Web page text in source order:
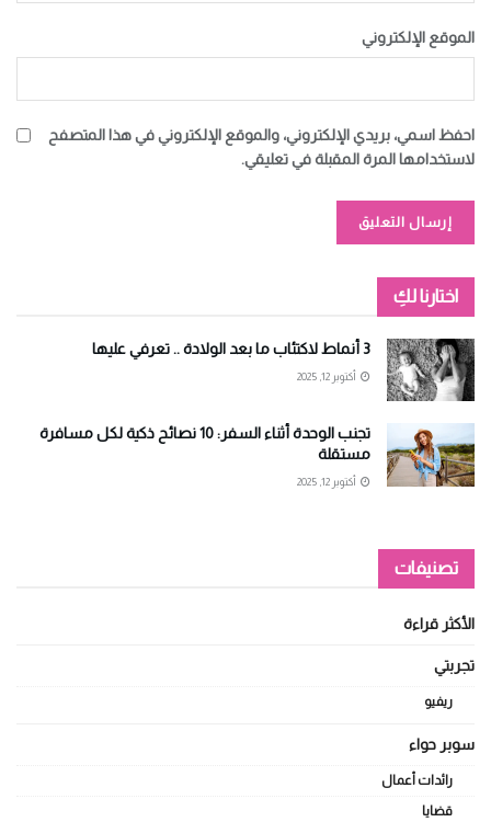
الموقع الإلكتروني
احفظ اسمي، بريدي الإلكتروني، والموقع الإلكتروني في هذا المتصفح
لاستخدامها المرة المقبلة في تعليقي.
Alternative:
اختارنا لكِ
3 أنماط لاكتئاب ما بعد الولادة .. تعرفي عليها
أكتوبر 12, 2025
تجنب الوحدة أثناء السفر: 10 نصائح ذكية لكل مسافرة
مستقلة
أكتوبر 12, 2025
تصنيفات
الأكثر قراءة
تجربتي
ريفيو
سوبر حواء
رائدات أعمال
قضايا